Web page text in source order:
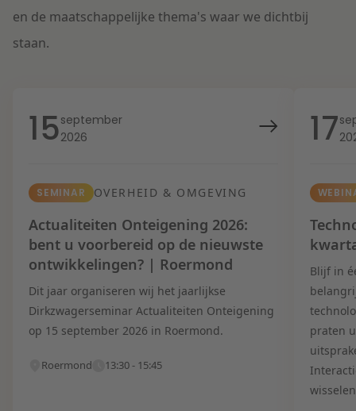
en de maatschappelijke thema's waar we dichtbij
staan.
15september
2026
SEMINAR OVERHEID & OMGEVING
Actualiteiten Onteigening 2026:
bent u voorbereid op de nieuwste
ontwikkelingen? | Roermond
Dit jaar organiseren wij het jaarlijkse
Dirkzwagerseminar Actualiteiten Onteigening
op 15 september 2026 in Roermond.
Roermond 13:30 - 15:45
17
Blijf in
praten